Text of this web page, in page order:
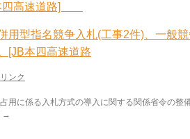
四高速道路]
用型指名競争入札(工事2件)、一般
[JB本四高速道路
ンク
用に係る入札方式の導入に関する関係省令の整
→